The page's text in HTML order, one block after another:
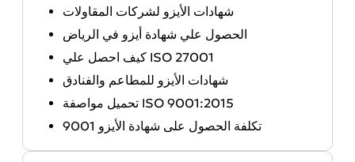
شهادات الأيزو لشركات المقاولات
الحصول علي شهادة أيزو في الرياض
كيف احصل علي ISO 27001
شهادات الأيزو للمطاعم والفنادق
تحميل مواصفة ISO 9001:2015
تكلفة الحصول على شهادة الأيزو 9001